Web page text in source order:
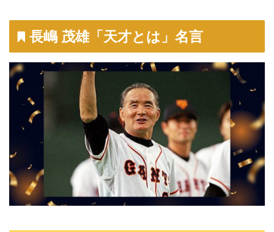
長嶋 茂雄「天才とは」名言